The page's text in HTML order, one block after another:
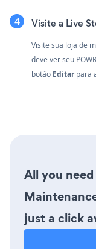
Visite a Live
Visite sua loja de
deve ver seu
botão Editarpara
All you
just a click